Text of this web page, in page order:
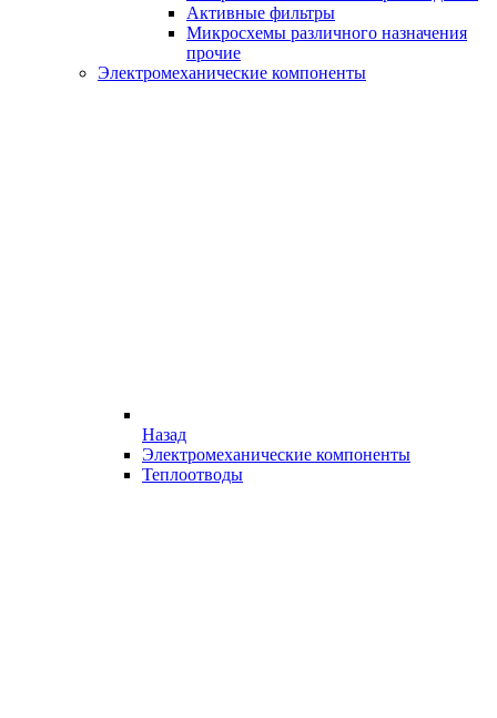
Активные фильтры
Микросхемы различного назначения
прочие
Электромеханические компоненты
Назад
Электромеханические компоненты
Теплоотводы